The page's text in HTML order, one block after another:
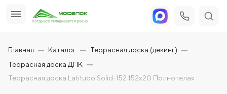
Главная Каталог
Террасная доска (декинг)
Террасная доска ДПК
Террасная доска Latitudo Solid-152 152х20 Полнотелая